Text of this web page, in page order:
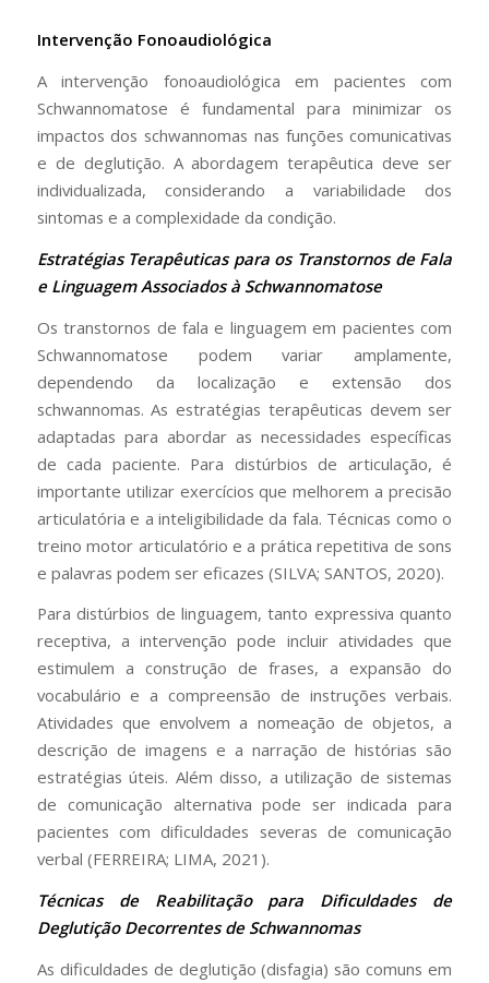
Intervenção Fonoaudiológica
A intervenção fonoaudiológica em pacientes com
Schwannomatose é fundamental para minimizar os
impactos dos schwannomas nas funções comunicativas
e de deglutição. A abordagem terapêutica deve ser
individualizada, considerando a variabilidade dos
sintomas e a complexidade da condição.
Estratégias Terapêuticas para os Transtornos de Fala
e Linguagem Associados à Schwannomatose
Os transtornos de fala e linguagem em pacientes com
Schwannomatose podem variar amplamente,
dependendo da localização e extensão dos
schwannomas. As estratégias terapêuticas devem ser
adaptadas para abordar as necessidades específicas
de cada paciente. Para distúrbios de articulação, é
importante utilizar exercícios que melhorem a precisão
articulatória e a inteligibilidade da fala. Técnicas como o
treino motor articulatório e a prática repetitiva de sons
e palavras podem ser eficazes (SILVA; SANTOS, 2020).
Para distúrbios de linguagem, tanto expressiva quanto
receptiva, a intervenção pode incluir atividades que
estimulem a construção de frases, a expansão do
vocabulário e a compreensão de instruções verbais.
Atividades que envolvem a nomeação de objetos, a
descrição de imagens e a narração de histórias são
estratégias úteis. Além disso, a utilização de sistemas
de comunicação alternativa pode ser indicada para
pacientes com dificuldades severas de comunicação
verbal (FERREIRA; LIMA, 2021).
Técnicas de Reabilitação para Dificuldades de
Deglutição Decorrentes de Schwannomas
As dificuldades de deglutição (disfagia) são comuns em